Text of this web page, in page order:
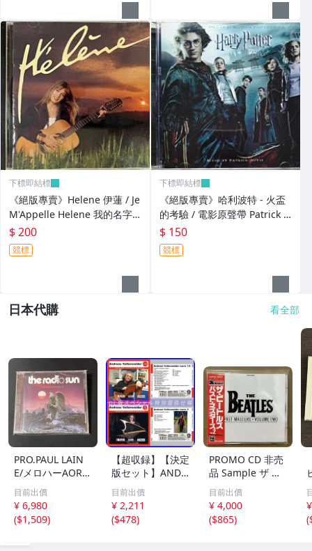
下標即結標
《絕版專賣》Helene 伊蓮 / Je
M'Appelle Helene 我的名字
叫伊蓮 (無IFPI)
$ 200
競標
下標即結標
《絕版專賣》哈利波特 - 火盃
的考驗 / 電影原聲帶 Patrick D
oyle
$ 150
競標
日本代購 看全部
PRO.PAUL LAIN
E/メロハーAOR◆
THE RADIO SUN/
UNSTOPPABLE
目前出價
¥ 6,980
($1,509)
【超収録】【決定
版セット】ANDR
EAS VOLLENWEI
DER CD1+2+3 厳
選プレミア音源集
MP3CD-DLVer 3
目前出價
¥ 2,211
($478)
PROMO CD 非売
品 Sample ザ ビ
ートルズ パスト
マスターズ VOL.2
CP32-5602 THE
BEATLES / PAST
目前出價
¥ 4,000
($865)
(